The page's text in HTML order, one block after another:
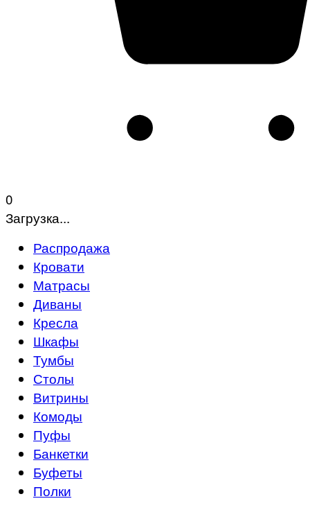
0
Загрузка...
Распродажа
Кровати
Матрасы
Диваны
Кресла
Шкафы
Тумбы
Столы
Витрины
Комоды
Пуфы
Банкетки
Буфеты
Полки